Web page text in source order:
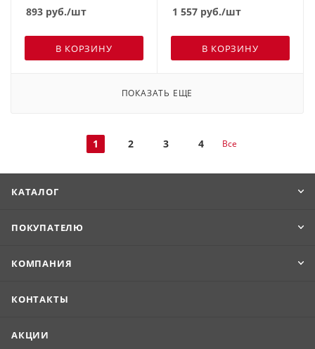
893 руб./шт
В КОРЗИНУ
1 557 руб./шт
В КОРЗИНУ
ПОКАЗАТЬ ЕЩЕ
1 2 3 4 Все
КАТАЛОГ
ПОКУПАТЕЛЮ
КОМПАНИЯ
КОНТАКТЫ
АКЦИИ